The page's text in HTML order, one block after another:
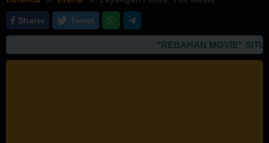
Sharer Tweet
"REBAHAN MOVIE"